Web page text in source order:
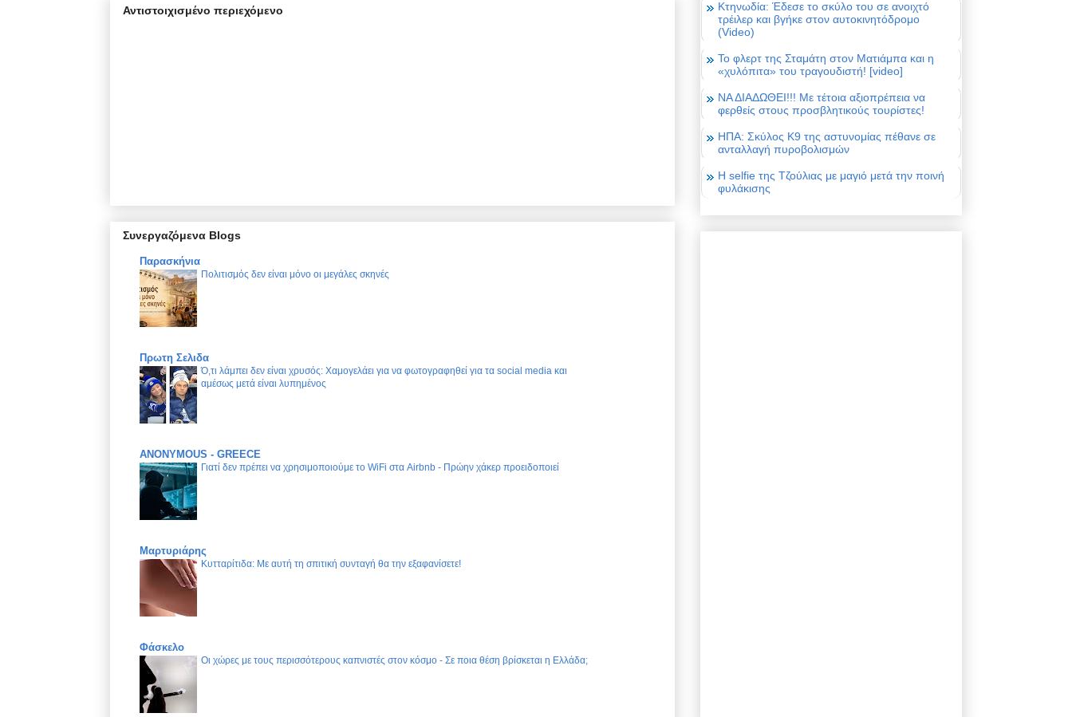
Αντιστοιχισμένο περιεχόμενο
Συνεργαζόμενα Blogs
Παρασκήνια
Πολιτισμός δεν είναι μόνο οι μεγάλες σκηνές
Πρωτη Σελιδα
Ό,τι λάμπει δεν είναι χρυσός: Χαμογελάει για να φωτογραφηθεί για τα social media και
αμέσως μετά είναι λυπημένος
ANONYMOUS - GREECE
Γιατί δεν πρέπει να χρησιμοποιούμε το WiFi στα Airbnb - Πρώην χάκερ προειδοποιεί
Μαρτυριάρης
Κυτταρίτιδα: Με αυτή τη σπιτική συνταγή θα την εξαφανίσετε!
Φάσκελο
Οι χώρες με τους περισσότερους καπνιστές στον κόσμο - Σε ποια θέση βρίσκεται η Ελλάδα;
Κτηνωδία: Έδεσε το σκύλο του σε ανοιχτό
τρέιλερ και βγήκε στον αυτοκινητόδρομο
(Video)
Το φλερτ της Σταμάτη στον Ματιάμπα και η
«χυλόπιτα» του τραγουδιστή! [video]
ΝΑ ΔΙΑΔΩΘΕΙ!!! Με τέτοια αξιοπρέπεια να
φερθείς στους προσβλητικούς τουρίστες!
ΗΠΑ: Σκύλος Κ9 της αστυνομίας πέθανε σε
ανταλλαγή πυροβολισμών
Η selfie της Τζούλιας με μαγιό μετά την ποινή
φυλάκισης